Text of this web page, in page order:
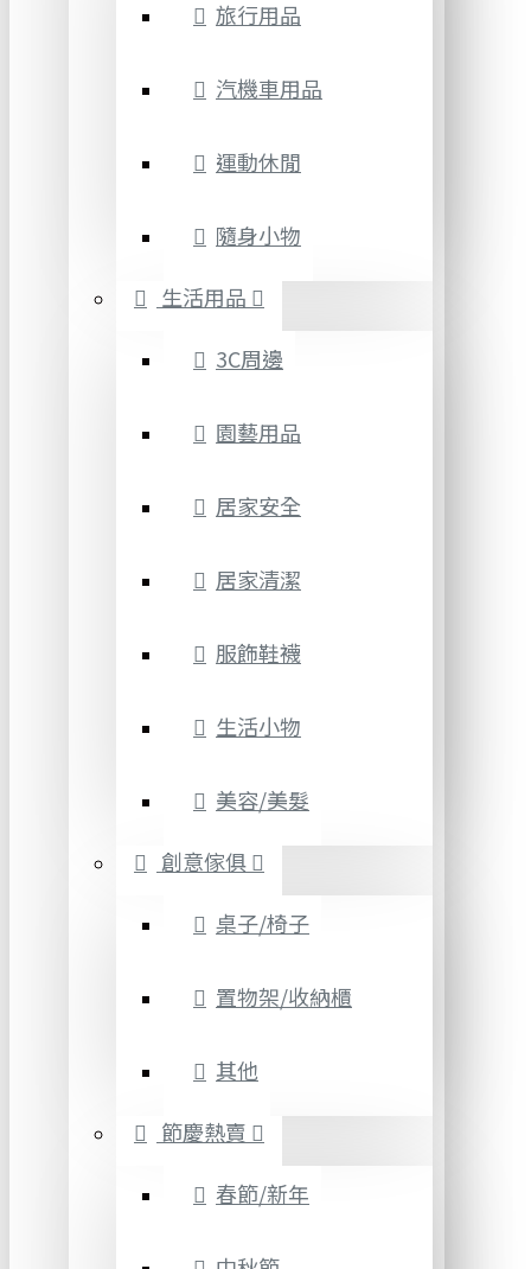
旅行用品
汽機車用品
運動休閒
隨身小物
生活用品
3C周邊
園藝用品
居家安全
居家清潔
服飾鞋襪
生活小物
美容/美髮
創意傢俱
桌子/椅子
置物架/收納櫃
其他
節慶熱賣
春節/新年